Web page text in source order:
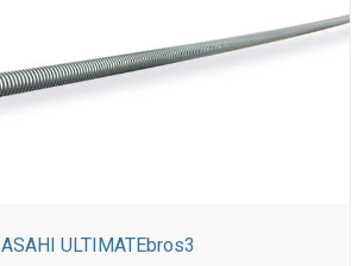
ASAHI ULTIMATEbros3